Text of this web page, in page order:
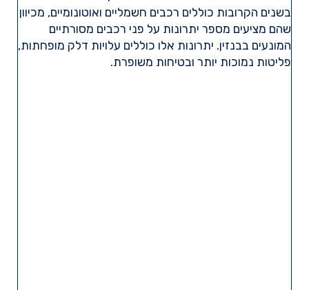
בשנים הקרובות כוללים רכבים חשמליים ואוטונומיים, מכיוון
שהם מציעים מספר יתרונות על פני רכבים מסורתיים
המונעים בבנזין. יתרונות אלו כוללים עלויות דלק מופחתות,
פליטות נמוכות יותר ובטיחות משופרת.